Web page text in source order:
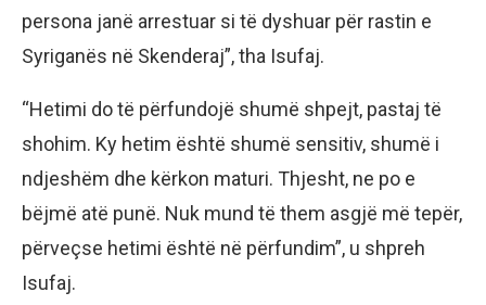
persona janë arrestuar si të dyshuar për rastin e
Syriganës në Skenderaj”, tha Isufaj.
“Hetimi do të përfundojë shumë shpejt, pastaj të
shohim. Ky hetim është shumë sensitiv, shumë i
ndjeshëm dhe kërkon maturi. Thjesht, ne po e
bëjmë atë punë. Nuk mund të them asgjë më tepër,
përveçse hetimi është në përfundim”, u shpreh
Isufaj.